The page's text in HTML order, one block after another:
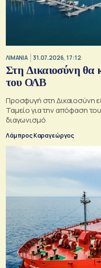
ΛΙΜΑΝΙΑ 31.07.2026, 17:12
Στη Δικαιοσύνη θα
του ΟΛΒ
Προσφυγή στη Δικαιοσύνη
Ταμείο για την απόφαση
διαγωνισμό
Λάμπρος Καραγεώργος